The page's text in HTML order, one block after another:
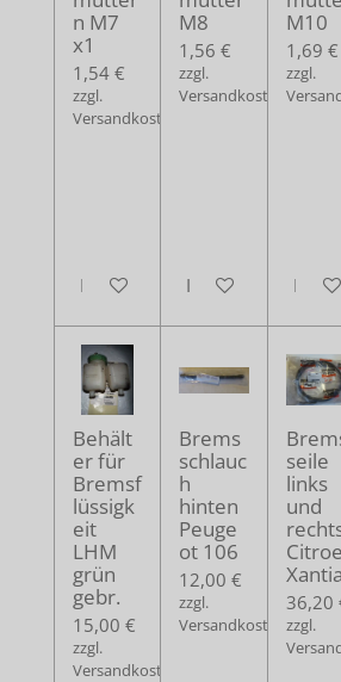
n M7
x1
1,54 €
zzgl.
Versandkosten
In den Warenkorb
M8
1,56 €
zzgl.
Versandkosten
In den Warenkorb
M10
1,69 €
zzgl.
In
Behält
er für
Bremsf
lüssigk
eit
LHM
grün
gebr.
15,00 €
zzgl.
Versandkosten
Brems
schlauc
h
hinten
Peuge
ot 106
12,00 €
zzgl.
Versandkosten
seile
links
und
Xantia
36,20
zzgl.